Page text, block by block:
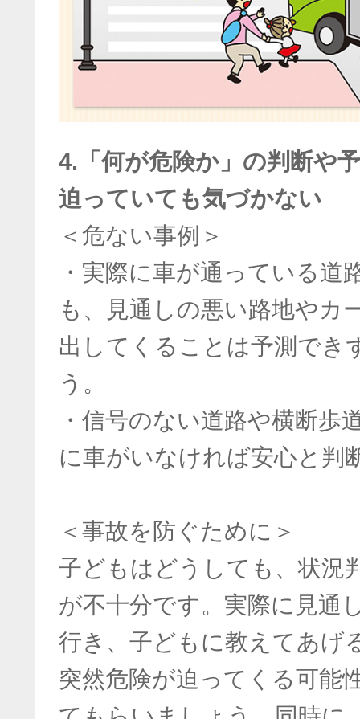
4.「何が危険か」の判断や
迫っていても気づかない
＜危ない事例＞
・実際に車が通っている道
も、見通しの悪い路地やカ
出してくることは予測でき
う。
・信号のない道路や横断歩
に車がいなければ安心と判
＜事故を防ぐために＞
子どもはどうしても、状況
が不十分です。実際に見通
行き、子どもに教えてあげ
突然危険が迫ってくる可能